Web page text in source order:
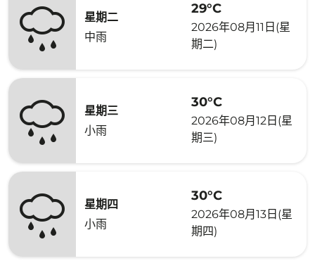
星期二
中雨
29°C
2026年08月11日(星
期二)
星期三
小雨
30°C
2026年08月12日(星
期三)
星期四
小雨
30°C
2026年08月13日(星
期四)